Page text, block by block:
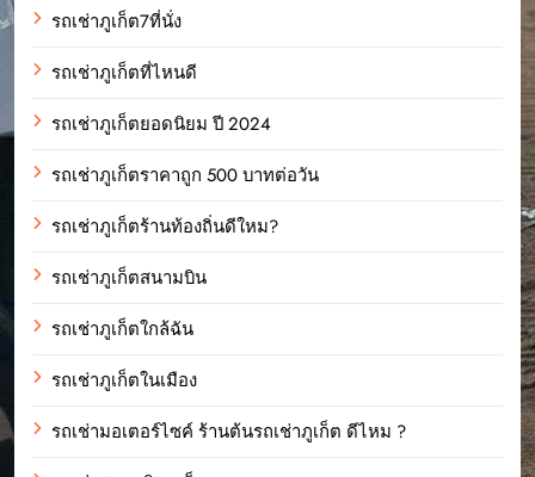
รถเช่าภูเก็ต7ที่นั่ง
รถเช่าภูเก็ตที่ไหนดี
รถเช่าภูเก็ตยอดนิยม ปี 2024
รถเช่าภูเก็ตราคาถูก 500 บาทต่อวัน
รถเช่าภูเก็ตร้านท้องถิ่นดีใหม?
รถเช่าภูเก็ตสนามบิน
รถเช่าภูเก็ตใกล้ฉัน
รถเช่าภูเก็ตในเมือง
รถเช่ามอเตอร์ไซค์ ร้านต้นรถเช่าภูเก็ต ดีไหม ?